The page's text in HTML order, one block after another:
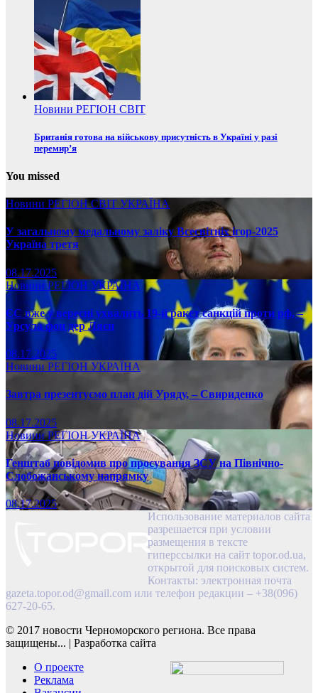
Новини РЕГІОН СВІТ
Британія готова на військову присутність в Україні у разі
перемир’я
You missed
Новини РЕГІОНСВІТ УКРАЇНА
У загальному медальному заліку Всесвітніх ігор-2025
Україна третя
08.17.2025
НовиниРЕГІОН УКРАЇНА
ЄС вже у вересні ухвалить 19-й ракет санкцій проти рф, –
Урсула фон дер Ляєн
08.17.2025
Новини РЕГІОН УКРАЇНА
Завтра презентуємо план дій Уряду, – Свириденко
08.17.2025
НовиниРЕГІОНУКРАЇНА
Генштаб повідомив про просування ЗСУ на Північно-
Слобожанському напрямку
08.17.2025
Использование материалов сайта
разрешается при условии
размещения в тексте
гиперссылки на сайт topor.od.ua,
открытой для поисковых систем.
Контакты: электронная почта
gazeta.topor.od@gmail.com или телефон редакции – +38(096)
627-20-65.
© 2017 новости Черноморского региона. Все права
защищены... | Разработка сайта
О проекте
Реклама